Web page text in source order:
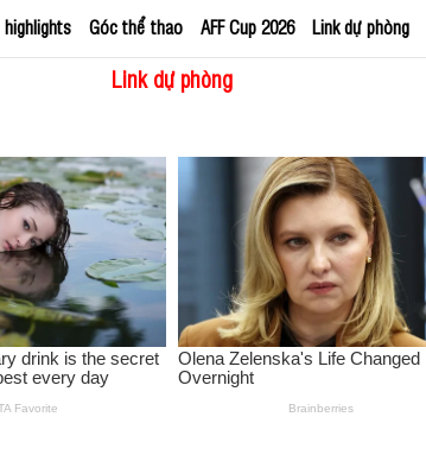
highlights Góc thể thao AFF Cup 2026 Link dự phòng
Link dự phòng